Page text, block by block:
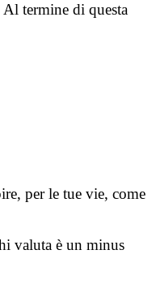
Al termine di questa
per le tue vie, come
valuta è un minus